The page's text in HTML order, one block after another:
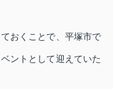
おくことで、平塚市で
ントとして迎えていた